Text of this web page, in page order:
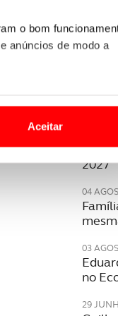
o bom
anúncios de modo a
lhe proporcionar
de análise, com
com o seu
sua experiência de
Aceitar
vai
2027
04
03
no
29